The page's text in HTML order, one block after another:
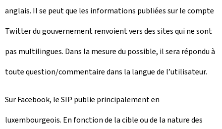
anglais. Il se peut que les informations publiées sur le compte
Twitter du gouvernement renvoient vers des sites qui ne sont
pas multilingues. Dans la mesure du possible, il sera répondu à
toute question/commentaire dans la langue de l’utilisateur.
Sur Facebook, le SIP publie principalement en
luxembourgeois. En fonction de la cible ou de la nature des